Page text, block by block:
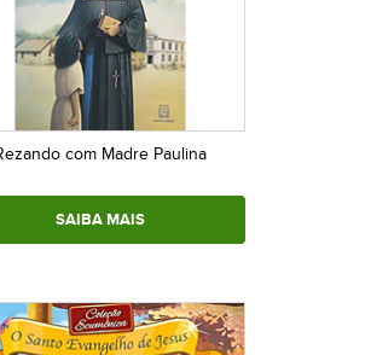
com Madre Paulina
SAIBA MAIS